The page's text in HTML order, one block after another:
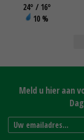
24° / 16°
10 %
Meld u hier aan